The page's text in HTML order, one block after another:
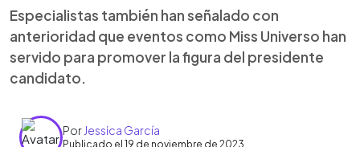
Especialistas también han señalado con
anterioridad que eventos como Miss Universo han
servido para promover la figura del presidente
candidato.
Por Jessica García
Publicado el 19 de noviembre de 2023